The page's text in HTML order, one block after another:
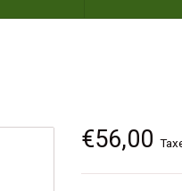
€56,00